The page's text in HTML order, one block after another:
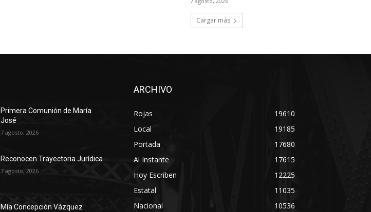
Cargar más
Primera Comunión de María
José
7 agosto, 2026
Reconocen Trayectoria Jurídica
7 agosto, 2026
Mía Concepción Vázquez
ARCHIVO
Rojas
19610
Local
19185
Portada
17680
Al Instante
17615
Hoy Escriben
12225
Estatal
11035
Nacional
10536